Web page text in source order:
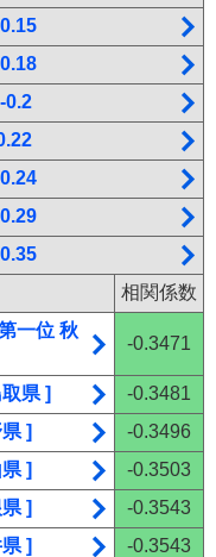
0.2
相関係数
一位 秋
-0.3471
県 ]
-0.3481
]
-0.3496
]
-0.3503
]
-0.3543
]
-0.3543